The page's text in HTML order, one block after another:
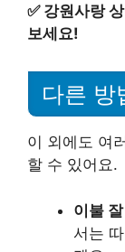
✅ 강원사랑
보세요!
다른 방
이 외에도 여
할 수 있어요.
이불
서는